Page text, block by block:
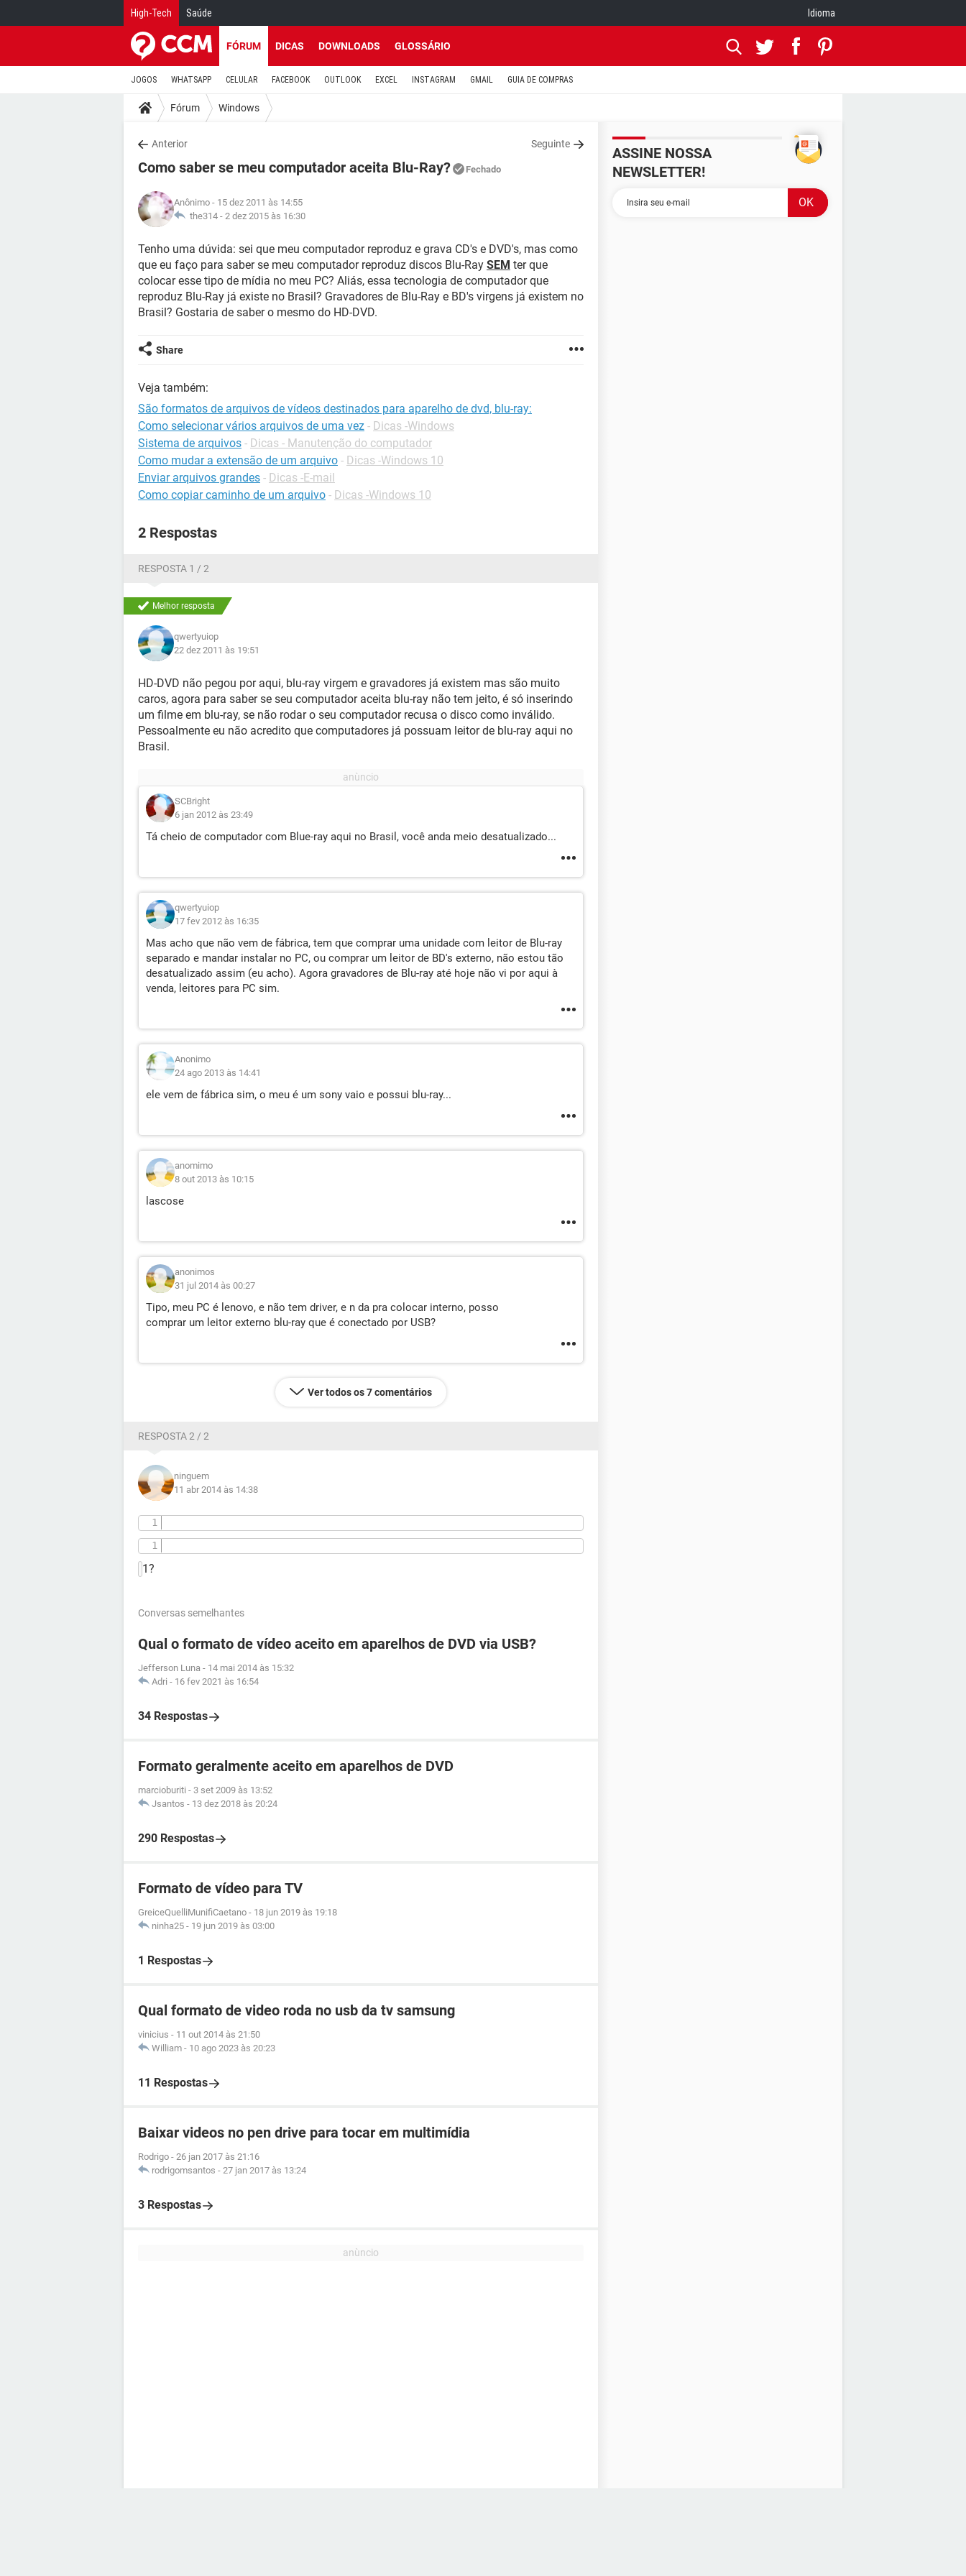
High-Tech Saúde Idioma
FÓRUM DICAS DOWNLOADS GLOSSÁRIO
JOGOS WHATSAPP CELULAR FACEBOOK OUTLOOK EXCEL INSTAGRAM GMAIL GUIA DE COMPRAS
Fórum Windows
Anterior Seguinte
Como saber se meu computador aceita Blu-Ray? Fechado
Anônimo - 15 dez 2011 às 14:55
the314 - 2 dez 2015 às 16:30
Tenho uma dúvida: sei que meu computador reproduz e grava CD's e DVD's, mas como
que eu faço para saber se meu computador reproduz discos Blu-Ray SEM ter que
colocar esse tipo de mídia no meu PC? Aliás, essa tecnologia de computador que
reproduz Blu-Ray já existe no Brasil? Gravadores de Blu-Ray e BD's virgens já existem no
Brasil? Gostaria de saber o mesmo do HD-DVD.
Share
Veja também:
São formatos de arquivos de vídeos destinados para aparelho de dvd, blu-ray:
Como selecionar vários arquivos de uma vez - Dicas -Windows
Sistema de arquivos - Dicas - Manutenção do computador
Como mudar a extensão de um arquivo - Dicas -Windows 10
Enviar arquivos grandes - Dicas -E-mail
Como copiar caminho de um arquivo - Dicas -Windows 10
2 Respostas
RESPOSTA 1 / 2
Melhor resposta
qwertyuiop
22 dez 2011 às 19:51
HD-DVD não pegou por aqui, blu-ray virgem e gravadores já existem mas são muito
caros, agora para saber se seu computador aceita blu-ray não tem jeito, é só inserindo
um filme em blu-ray, se não rodar o seu computador recusa o disco como inválido.
Pessoalmente eu não acredito que computadores já possuam leitor de blu-ray aqui no
Brasil.
SCBright
6 jan 2012 às 23:49
Tá cheio de computador com Blue-ray aqui no Brasil, você anda meio desatualizado...
qwertyuiop
17 fev 2012 às 16:35
Mas acho que não vem de fábrica, tem que comprar uma unidade com leitor de Blu-ray
separado e mandar instalar no PC, ou comprar um leitor de BD's externo, não estou tão
desatualizado assim (eu acho). Agora gravadores de Blu-ray até hoje não vi por aqui à
venda, leitores para PC sim.
Anonimo
24 ago 2013 às 14:41
ele vem de fábrica sim, o meu é um sony vaio e possui blu-ray...
anomimo
8 out 2013 às 10:15
lascose
anonimos
31 jul 2014 às 00:27
Tipo, meu PC é lenovo, e não tem driver, e n da pra colocar interno, posso
comprar um leitor externo blu-ray que é conectado por USB?
Ver todos os 7 comentários
RESPOSTA 2 / 2
ninguem
11 abr 2014 às 14:38
1?
Conversas semelhantes
Qual o formato de vídeo aceito em aparelhos de DVD via USB?
Jefferson Luna - 14 mai 2014 às 15:32
Adri - 16 fev 2021 às 16:54
34 Respostas
Formato geralmente aceito em aparelhos de DVD
marcioburiti - 3 set 2009 às 13:52
Jsantos - 13 dez 2018 às 20:24
290 Respostas
Formato de vídeo para TV
GreiceQuelliMunifiCaetano - 18 jun 2019 às 19:18
ninha25 - 19 jun 2019 às 03:00
1 Respostas
Qual formato de video roda no usb da tv samsung
vinicius - 11 out 2014 às 21:50
William - 10 ago 2023 às 20:23
11 Respostas
Baixar videos no pen drive para tocar em multimídia
Rodrigo - 26 jan 2017 às 21:16
rodrigomsantos - 27 jan 2017 às 13:24
3 Respostas
ASSINE NOSSA
NEWSLETTER!